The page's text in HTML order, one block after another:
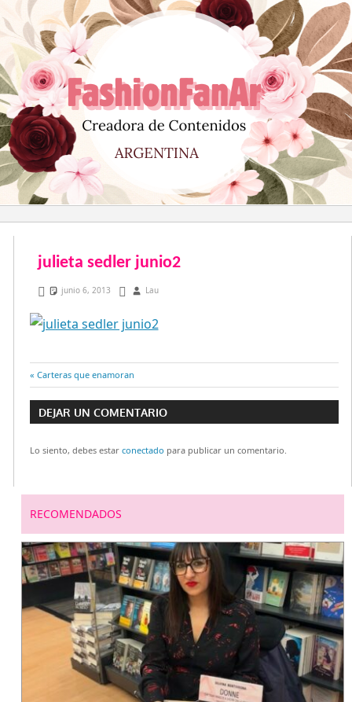
al
contenido
julieta sedler junio2
junio 6, 2013 Lau
Navegación
de
entradas
Entrada
anterior:
Carteras que enamoran
DEJAR UN COMENTARIO
Lo siento, debes estar conectado para publicar un comentario.
RECOMENDADOS